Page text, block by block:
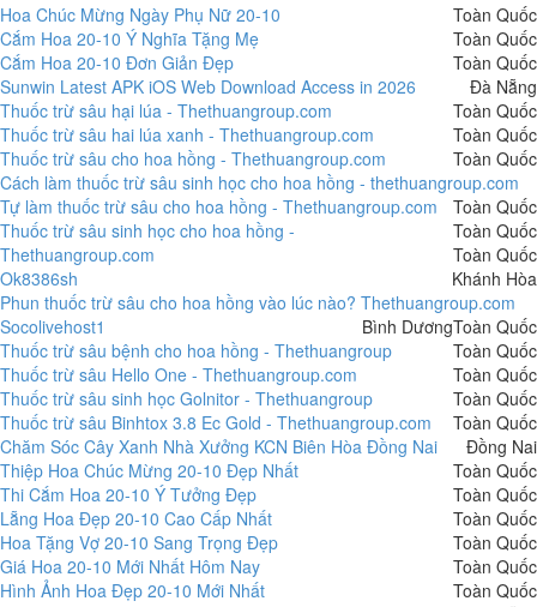
Hoa Chúc Mừng Ngày Phụ Nữ 20-10
Toàn Quốc
Cắm Hoa 20-10 Ý Nghĩa Tặng Mẹ
Toàn Quốc
Cắm Hoa 20-10 Đơn Giản Đẹp
Toàn Quốc
Sunwin Latest APK iOS Web Download Access in 2026
Đà Nẵng
Thuốc trừ sâu hại lúa - Thethuangroup.com
Toàn Quốc
Thuốc trừ sâu hai lúa xanh - Thethuangroup.com
Toàn Quốc
Thuốc trừ sâu cho hoa hồng - Thethuangroup.com
Toàn Quốc
Cách làm thuốc trừ sâu sinh học cho hoa hồng - thethuangroup.com
Toàn Quốc
Tự làm thuốc trừ sâu cho hoa hồng - Thethuangroup.com
Toàn Quốc
Thuốc trừ sâu sinh học cho hoa hồng -
Thethuangroup.com
Toàn Quốc
Ok8386sh
Khánh Hòa
Phun thuốc trừ sâu cho hoa hồng vào lúc nào? Thethuangroup.com
Toàn Quốc
Socolivehost1
Bình Dương
Thuốc trừ sâu bệnh cho hoa hồng - Thethuangroup
Toàn Quốc
Thuốc trừ sâu Hello One - Thethuangroup.com
Toàn Quốc
Thuốc trừ sâu sinh học Golnitor - Thethuangroup
Toàn Quốc
Thuốc trừ sâu Binhtox 3.8 Ec Gold - Thethuangroup.com
Toàn Quốc
Chăm Sóc Cây Xanh Nhà Xưởng KCN Biên Hòa Đồng Nai
Đồng Nai
Thiệp Hoa Chúc Mừng 20-10 Đẹp Nhất
Toàn Quốc
Thi Cắm Hoa 20-10 Ý Tưởng Đẹp
Toàn Quốc
Lẵng Hoa Đẹp 20-10 Cao Cấp Nhất
Toàn Quốc
Hoa Tặng Vợ 20-10 Sang Trọng Đẹp
Toàn Quốc
Giá Hoa 20-10 Mới Nhất Hôm Nay
Toàn Quốc
Hình Ảnh Hoa Đẹp 20-10 Mới Nhất
Toàn Quốc